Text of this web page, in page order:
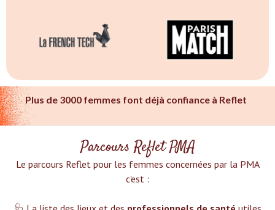
Plus de 3000 femmes font déjà confiance à Reflet
Parcours Reflet PMA
Le parcours Reflet pour les femmes concernées par la PMA
c'est :‍